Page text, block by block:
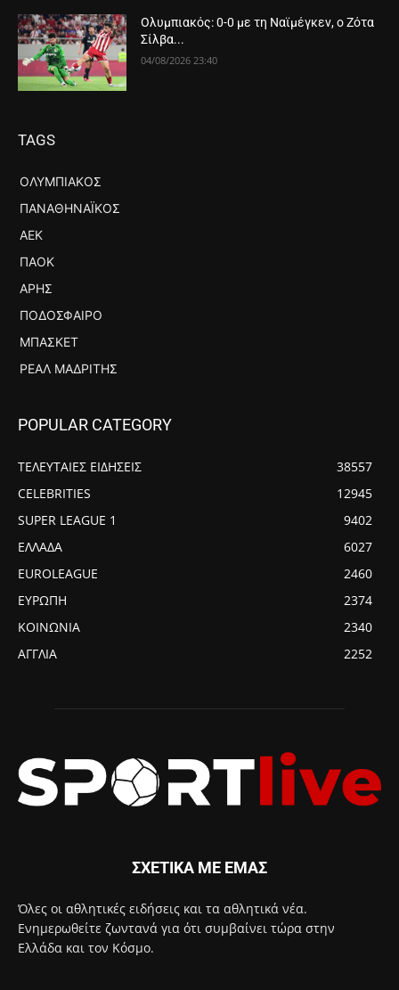
Ολυμπιακός: 0-0 με τη Ναϊμέγκεν, ο Ζότα
Σίλβα...
04/08/2026 23:40
TAGS
ΟΛΥΜΠΙΑΚΌΣ
ΠΑΝΑΘΗΝΑΪΚΌΣ
ΑΕΚ
ΠΑΟΚ
ΆΡΗΣ
ΠΟΔΌΣΦΑΙΡΟ
ΜΠΆΣΚΕΤ
ΡΕΆΛ ΜΑΔΡΊΤΗΣ
POPULAR CATEGORY
ΤΕΛΕΥΤΑΙΕΣ ΕΙΔΗΣΕΙΣ
38557
CELEBRITIES
12945
SUPER LEAGUE 1
9402
ΕΛΛΑΔΑ
6027
EUROLEAGUE
2460
ΕΥΡΩΠΗ
2374
ΚΟΙΝΩΝΙΑ
2340
ΑΓΓΛΙΑ
2252
ΣΧΕΤΙΚΑ ΜΕ ΕΜΑΣ
Όλες οι αθλητικές ειδήσεις και τα αθλητικά νέα.
Ενημερωθείτε ζωντανά για ότι συμβαίνει τώρα στην
Ελλάδα και τον Κόσμο.